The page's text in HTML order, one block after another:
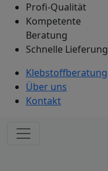
Profi-Qualität
Kompetente
Beratung
Schnelle Lieferung
Klebstoffberatung
Über uns
Kontakt